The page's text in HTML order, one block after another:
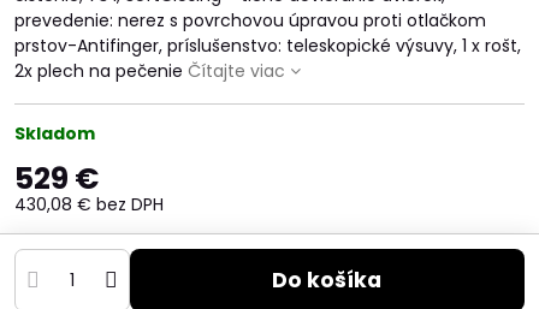
prevedenie: nerez s povrchovou úpravou proti otlačkom
prstov-Antifinger, príslušenstvo: teleskopické výsuvy, 1 x rošt,
2x plech na pečenie Čítajte viac
Skladom
529 €
430,08 € bez DPH
Do košíka